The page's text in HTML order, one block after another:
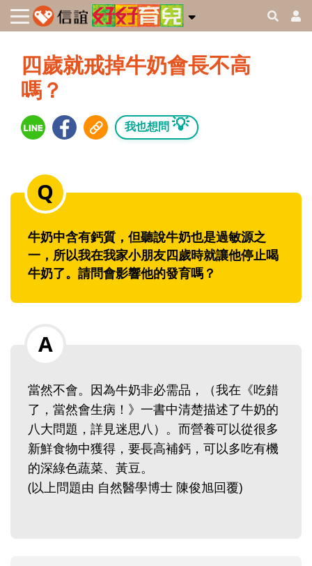
四歲就戒掉牛奶會長不高
嗎？
我也想問 💡
牛奶中含有鈣質，但聽說牛奶也是過敏源之
一，所以我在我家小朋友四歲時就讓他停止喝
牛奶了。請問會影響他的發育嗎？
當然不會。因為牛奶非必需品，（我在《吃錯
了，當然會生病！》一書中清楚描述了牛奶的
八大問題，詳見迷思八）。而營養可以從很多
新鮮食物中獲得，要長高補鈣，可以多吃有機
的深綠色蔬菜、黃豆。
(以上問題由 自然醫學博士 陳俊旭回覆)